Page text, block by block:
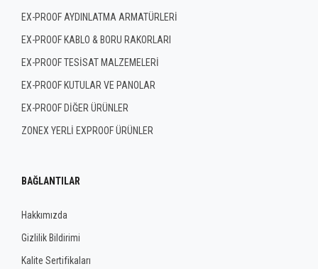
EX-PROOF AYDINLATMA ARMATÜRLERİ
EX-PROOF KABLO & BORU RAKORLARI
EX-PROOF TESİSAT MALZEMELERİ
EX-PROOF KUTULAR VE PANOLAR
EX-PROOF DİĞER ÜRÜNLER
ZONEX YERLİ EXPROOF ÜRÜNLER
BAĞLANTILAR
Hakkımızda
Gizlilik Bildirimi
Kalite Sertifikaları